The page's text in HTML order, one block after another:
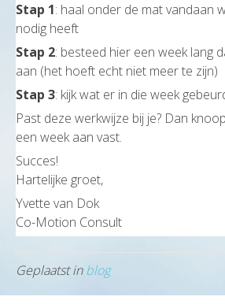
Stap 1: haal onder de mat vandaan
nodig heeft
Stap 2: besteed hier een week lang
aan (het hoeft echt niet meer te zijn)
Stap 3: kijk wat er in die week
Past deze werkwijze bij je? Dan
een week aan vast.
Succes!
Hartelijke groet,
Yvette van Dok
Co-Motion Consult
Geplaatst inblog